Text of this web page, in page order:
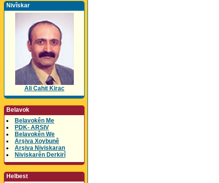
Nivîskar
Ali Cahit Kirac
Belavok
Belavokên Me
PDK- ARSIV
Belavokên We
Arşiva Xoybunê
Arşiva Niviskaran
Niviskarên Derkirî
Helbest